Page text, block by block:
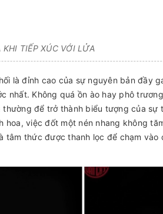
TIẾP XÚC VỚI LỬA
là đỉnh cao của sự nguyên bản đầy
nhất. Không quá ồn ào hay phô
để trở thành biểu tượng của sự
hoa, việc đốt một nén nhang không
thức được thanh lọc để chạm vào